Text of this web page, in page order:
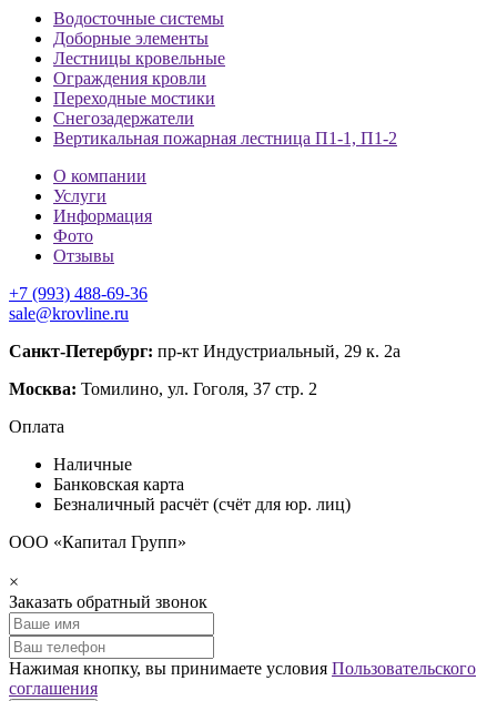
Водосточные системы
Доборные элементы
Лестницы кровельные
Ограждения кровли
Переходные мостики
Снегозадержатели
Вертикальная пожарная лестница П1-1, П1-2
О компании
Услуги
Информация
Фото
Отзывы
+7 (993) 488-69-36
sale@krovline.ru
Санкт-Петербург: пр-кт Индустриальный, 29 к. 2а
Москва: Томилино, ул. Гоголя, 37 стр. 2
Оплата
Наличные
Банковская карта
Безналичный расчёт (счёт для юр. лиц)
ООО «Капитал Групп»
×
Заказать обратный звонок
Нажимая кнопку, вы принимаете условия Пользовательского
соглашения